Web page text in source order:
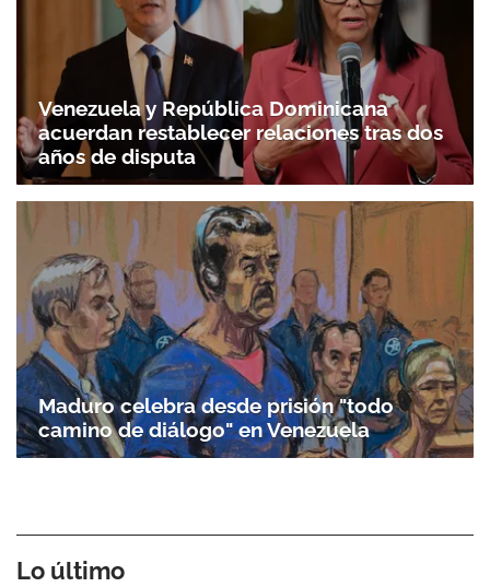
Venezuela y República Dominicana
acuerdan restablecer relaciones tras dos
años de disputa
Maduro celebra desde prisión "todo
camino de diálogo" en Venezuela
Lo último